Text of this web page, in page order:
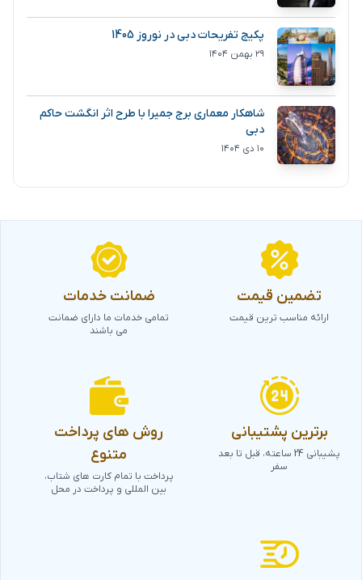
پکیج تفریحات دبی در نوروز 1405
۲۹ بهمن ۱۴۰۴
شاهکار معماری برج جمیرا با طرح اثر انگشت حاکم
دبی
۱۰ دی ۱۴۰۴
تضمین قیمت
ارائه مناسب ترین قیمت
ضمانت خدمات
تمامی خدمات ما دارای ضمانت
می باشند
برترین پشتیبانی
پشیبانی 24 ساعته، قبل تا بعد
سفر
روش های پرداخت
متنوع
پرداخت با تمام کارت های شتاب،
بین المللی و پرداخت در محل